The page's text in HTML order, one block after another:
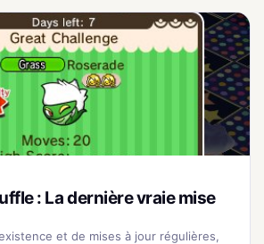
: La dernière vraie mise
et de mises à jour régulières,